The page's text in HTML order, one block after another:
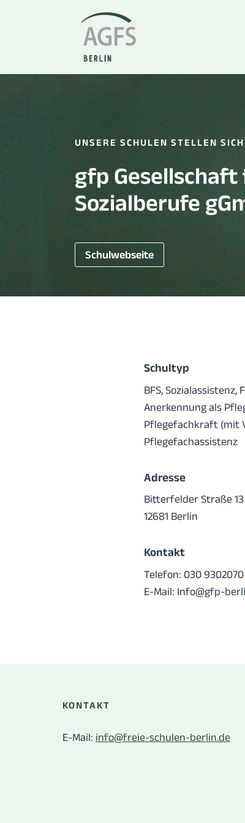
UNSERE SCHULEN STELLEN
gfp
Sozialberufe
Schulwebseite
Schultyp
BFS, Sozialassistenz,
Anerkennung als
Pflegefachkraft (mit
Pflegefachassistenz
Adresse
Bitterfelder Straße 13
12681 Berlin
Kontakt
Telefon: 030 9302070
E-Mail: Info@gfp-
KONTAKT
E-Mail: info@freie-schulen-berlin.de